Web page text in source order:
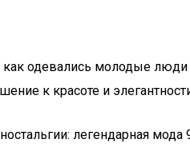
одевались молодые
к красоте и